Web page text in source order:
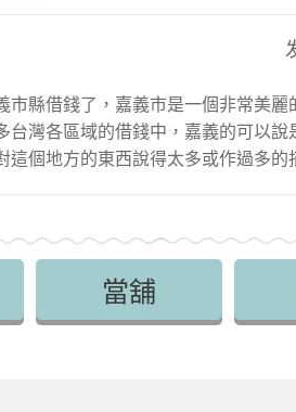
市縣借錢了，嘉義市是一個非常美
台灣各區域的借錢中，嘉義的可以說
這個地方的東西說得太多或作過多
當舖